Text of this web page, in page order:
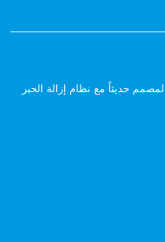
حديثاً مع نظام إزالة الحبر